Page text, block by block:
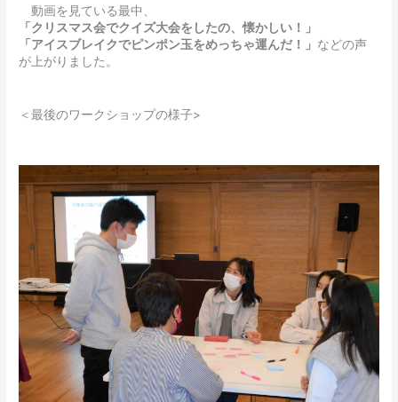
動画を見ている最中、
「クリスマス会でクイズ大会をしたの、懐かしい！」
「アイスブレイクでピンポン玉をめっちゃ運んだ！」 などの声
が上がりました。
＜最後のワークショップの様子>